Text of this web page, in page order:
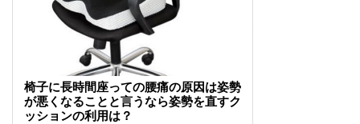
椅子に長時間座っての腰痛の原因は姿勢
が悪くなることと言うなら姿勢を直すク
ッションの利用は？